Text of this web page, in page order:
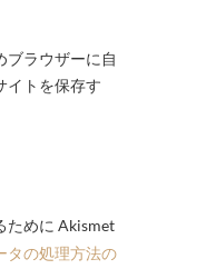
ブラウザーに自
イトを保存す
ために Akismet
タの処理方法の